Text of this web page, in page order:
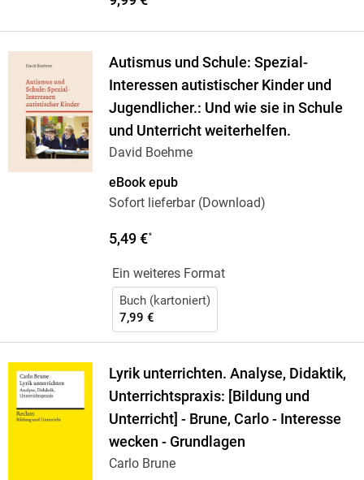
Autismus und Schule: Spezial-
Interessen autistischer Kinder und
Jugendlicher.: Und wie sie in Schule
und Unterricht weiterhelfen.
David Boehme
eBook epub
Sofort lieferbar (Download)
5,49 €*
Ein weiteres Format
Buch (kartoniert)
7,99 €
Lyrik unterrichten. Analyse, Didaktik,
Unterrichtspraxis: [Bildung und
Unterricht] - Brune, Carlo - Interesse
wecken - Grundlagen
Carlo Brune